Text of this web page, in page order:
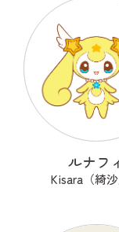
ルナフ
Kisara（綺沙